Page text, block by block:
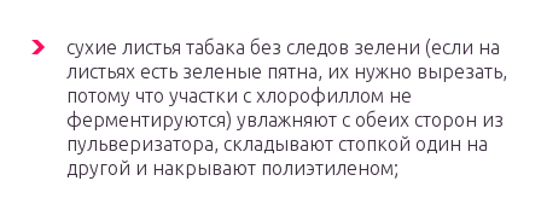
сухие листья табака без следов зелени (если на
листьях есть зеленые пятна, их нужно вырезать,
потому что участки с хлорофиллом не
ферментируются) увлажняют с обеих сторон из
пульверизатора, складывают стопкой один на
другой и накрывают полиэтиленом;